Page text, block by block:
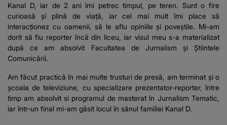
Kanal D, iar de 2 ani îmi petrec timpul, pe teren. Sunt o fire
curioasă și plină de viață, iar cel mai mult îmi place să
interacționez cu oamenii, să le aflu opiniile și poveștile. Mi-am
dorit să fiu reporter încă din liceu, iar visul meu s-a materializat
după ce am absolvit Facultatea de Jurnalism și Știintele
Comunicării.
Am făcut practică în mai multe trusturi de presă, am terminat și o
școala de televiziune, cu specializare prezentator-reporter, între
timp am absolvit si programul de masterat în Jurnalism Tematic,
iar într-un final mi-am găsit locul în sânul familiei Kanal D.